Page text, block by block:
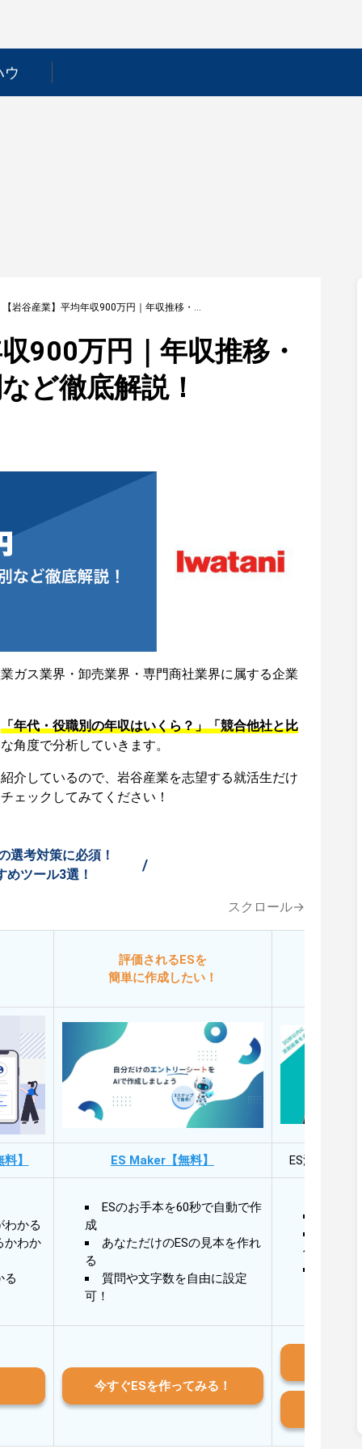
ウ
【岩谷産業】平均年収900万円｜年収推移・業界・年代・役職別など徹底解説！
900万円｜年収推移・
ど徹底解説！
ガス業界・卸売業界・専門商社業界に属する企業
「年代・役職別の年収はいくら？」「競合他社と比
角度で分析していきます。
介しているので、岩谷産業を志望する就活生だけ
ェックしてみてください！
選考対策に必須！
めツール3選！
/
スクロール→
評価されるESを
簡単に作成したい！
】 ES Maker【無料】 ES添削・面
わかる
かわか
る
ESのお手本を60秒で自動で作
成
あなただけのESの見本を作れ
る
質問や文字数を自由に設定
可！
作成
今すぐESを作ってみる！